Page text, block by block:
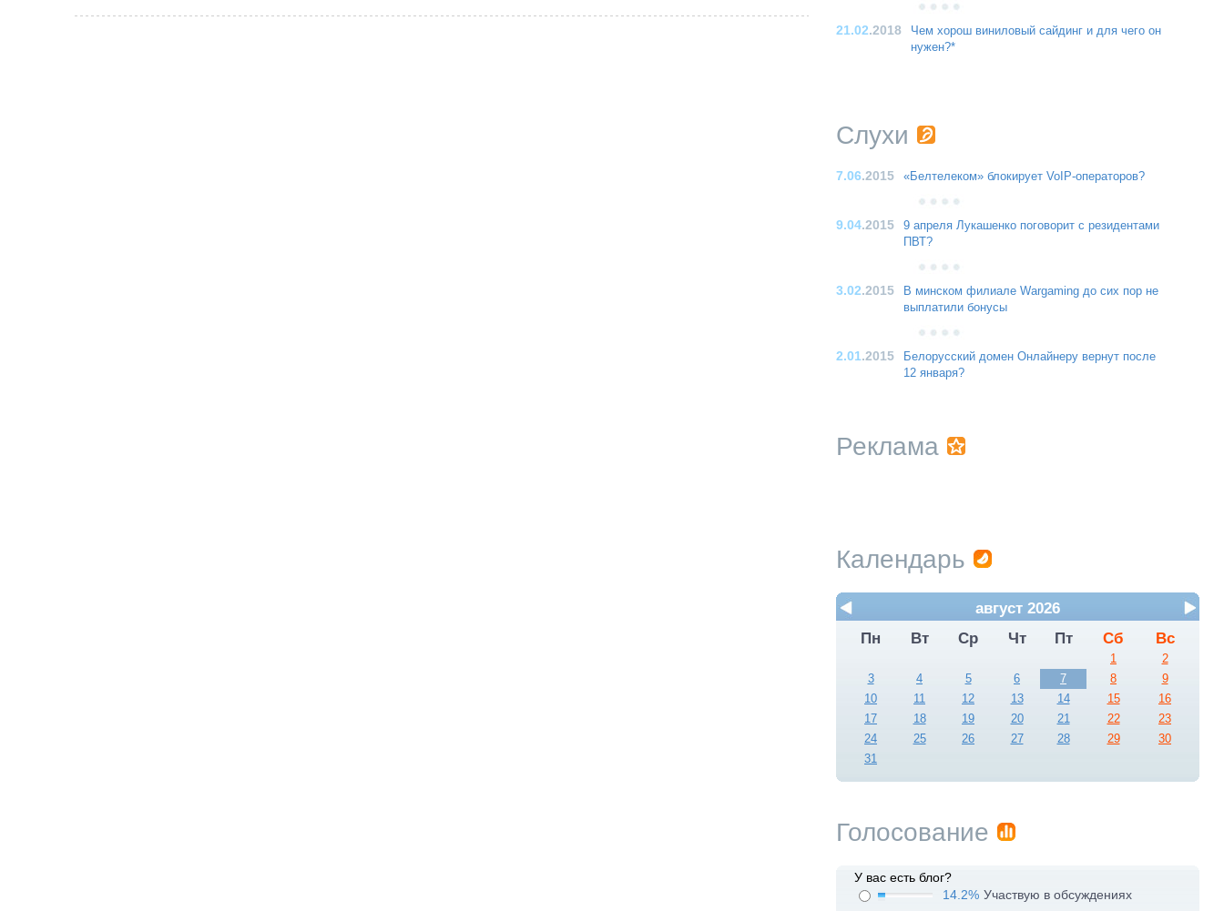
21.02.2018
Чем хорош виниловый сайдинг и для чего он
нужен?*
Слухи
7.06.2015 «Белтелеком» блокирует VoIP-операторов?
9.04.2015
9 апреля Лукашенко поговорит с резидентами
ПВТ?
3.02.2015
В минском филиале Wargaming до сих пор не
выплатили бонусы
2.01.2015
Белорусский домен Онлайнеру вернут после
12 января?
Реклама
Календарь
август 2026
Пн
Вт Ср Чт Пт Сб Вс
1
2
3
4 5 6 7 8
9
10
11 12 13 14 15
16
17
18 19 20 21 22
23
24
25 26 27 28 29
30
31
Голосование
У вас есть блог?
14.2% Участвую в обсуждениях